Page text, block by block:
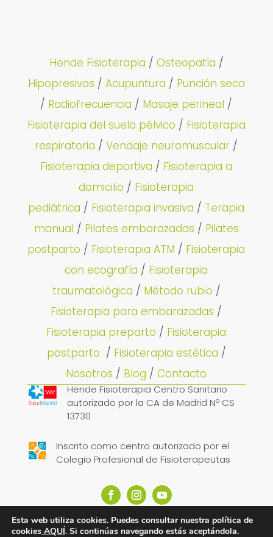
Hende Fisioterapia / Osteopatía /
Hipopresivos / Acupuntura / Punción seca
/ Radiofrecuencia / Masaje perineal /
Fisioterapia del suelo pélvico / Fisioterapia
respiratoria /Vendaje neuromuscular /
Fisioterapia deportiva / Fisioterapia a
domicilio / Fisioterapia
pediátrica / Fisioterapia invasiva / Terapia
manual / Pilates embarazadas / Pilates
postparto / Fisioterapia ATM / Fisioterapia
con ecografía / Fisioterapia
traumatológica / Método rubio /
Fisioterapia para embarazadas /
Fisioterapia preparto / Fisioterapia
postparto / Fisioterapia estética /
Nosotros / Blog /Contacto
Hende Fisioterapia Centro Sanitario
autorizado por la CA de Madrid Nº CS
13730
Inscrito como centro autorizado por el
Colegio Profesional de Fisioterapeutas
Esta web utiliza cookies. Puedes consultar nuestra política de
cookies AQUÍ. Si continúas navegando estás aceptándola.